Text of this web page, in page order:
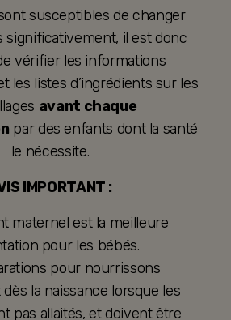
susceptibles de changer
significativement, il est donc
vérifier les informations
les listes d’ingrédients sur les
avant chaque
par des enfants dont la santé
le nécessite.
IMPORTANT :
maternel est la meilleure
pour les bébés.
pour nourrissons
la naissance lorsque les
pas allaités, et doivent être